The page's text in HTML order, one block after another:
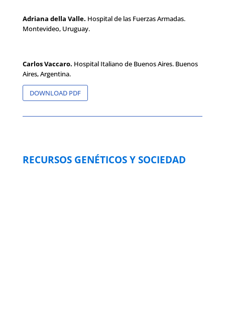
Adriana della Valle. Hospital de las Fuerzas Armadas.
Montevideo, Uruguay.
Carlos Vaccaro. Hospital Italiano de Buenos Aires. Buenos
Aires, Argentina.
DOWNLOAD PDF
RECURSOS GENÉTICOS Y SOCIEDAD